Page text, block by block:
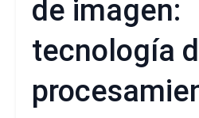
de imagen:
tecnología